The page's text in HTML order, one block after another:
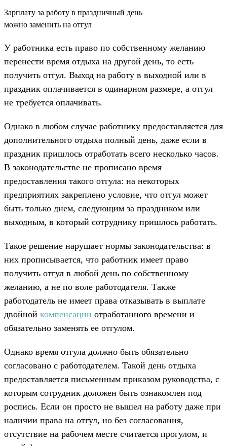
Зарплату за работу в праздничный день
можно заменить на отгул
У работника есть право по собственному желанию
перенести время отдыха на другой день, то есть
получить отгул. Выход на работу в выходной или в
праздник оплачивается в одинарном размере, а отгул
не требуется оплачивать.
Однако в любом случае работнику предоставляется для
дополнительного отдыха полный день, даже если в
праздник пришлось отработать всего несколько часов.
В законодательстве не прописано время
предоставления такого отгула: на некоторых
предприятиях закреплено условие, что отгул может
быть только днем, следующим за праздником или
выходным, в который сотруднику пришлось работать.
Такое решение нарушает нормы законодательства: в
них прописывается, что работник имеет право
получить отгул в любой день по собственному
желанию, а не по воле работодателя. Также
работодатель не имеет права отказывать в выплате
двойной компенсации отработанного времени и
обязательно заменять ее отгулом.
Однако время отгула должно быть обязательно
согласовано с работодателем. Такой день отдыха
предоставляется письменным приказом руководства, с
которым сотрудник доложен быть ознакомлен под
роспись. Если он просто не вышел на работу даже при
наличии права на отгул, но без согласования,
отсутствие на рабочем месте считается прогулом, и